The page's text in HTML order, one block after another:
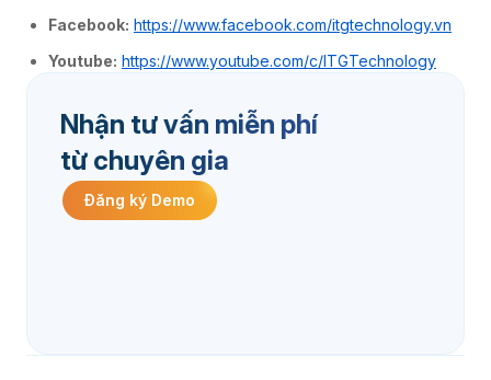
Facebook: https://www.facebook.com/itgtechnology.vn
Youtube: https://www.youtube.com/c/ITGTechnology
Nhận tư vấn miễn phí
từ chuyên gia
Đăng ký Demo